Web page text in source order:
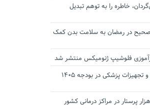
خاطره را به توهم تبدیل
صحیح در رمضان به سلامت بدن کمک
فلوشیپ ژنومیکس منتشر شد
ارز ترجیحی دارو و تجهیزات پزشکی در بودجه ۱۴۰۵
معاون وزیر: ۱۴ هزار پرستار در مراکز درمانی کشور